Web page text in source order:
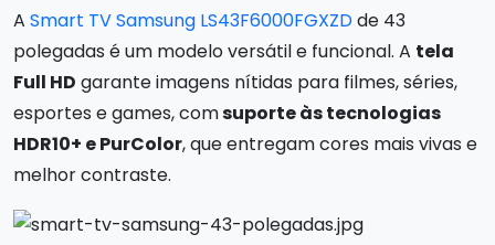
A Smart TV Samsung LS43F6000FGXZDde 43
polegadas é um modelo versátil e funcional. A tela
Full HD garante imagens nítidas para filmes, séries,
esportes e games, comsuporte às tecnologias
HDR10+ e PurColor, que entregam cores mais vivas e
melhor contraste.